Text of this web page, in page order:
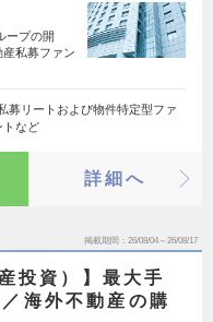
ープの開
私募ファン
募リートおよび物件特定型ファ
トなど
詳細へ
掲載期間 26/08/04～26/08/17
投資）】最大手
海外不動産の購